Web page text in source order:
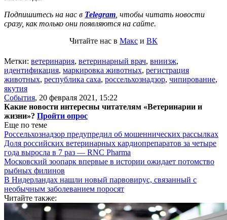
Подпишитесь на нас в Telegram , чтобы читать новости
сразу, как только они появляются на сайте.
Читайте нас в Макс и ВК
Метки: ветеринария, ветеринарный врач, вниизж,
идентификация, маркировка животных, регистрация
животных, республика саха, россельхознадзор, чипирование,
якутия
События, 20 февраля 2021, 15:22
Какие новости интересны читателям «Ветеринарии и
жизни»? Пройти опрос
Еще по теме
Россельхознадзор предупредил об мошеннических рассылках
Доля российских ветеринарных кардиопрепаратов за четыре
года выросла в 7 раз — RNC Pharma
Московский зоопарк впервые в истории ожидает потомство
рыбных филинов
В Нидерландах нашли новый парвовирус, связанный с
необычным заболеванием поросят
Читайте также: